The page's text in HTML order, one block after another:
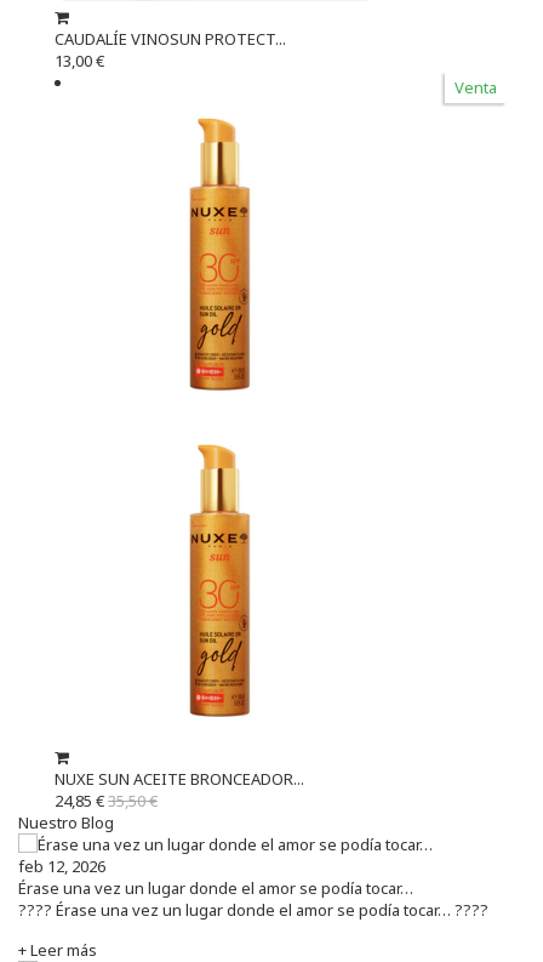
CAUDALÍE VINOSUN PROTECT...
13,00 €
Venta
NUXE SUN ACEITE BRONCEADOR...
24,85 €35,50 €
Nuestro Blog
feb 12, 2026
Érase una vez un lugar donde el amor se podía tocar…
???? Érase una vez un lugar donde el amor se podía tocar… ????
+ Leer más